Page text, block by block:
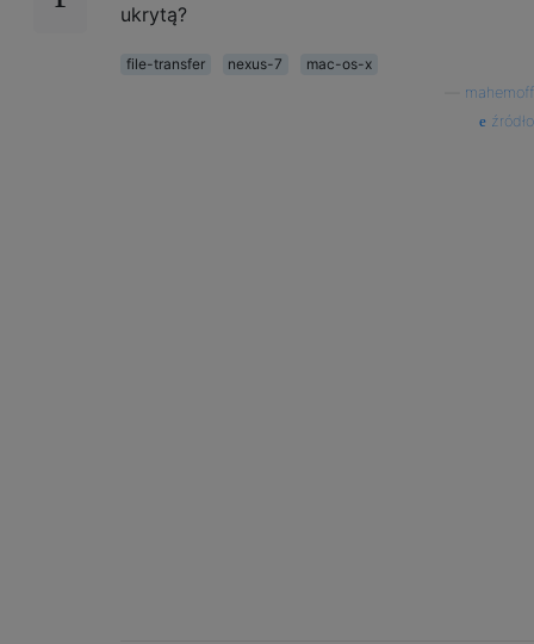
ukrytą?
file-transfer nexus-7
mac-os-x
mahemoff
źródło